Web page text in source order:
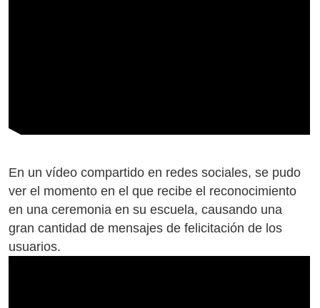
En un vídeo compartido en redes sociales, se pudo
ver el momento en el que recibe el reconocimiento
en una ceremonia en su escuela, causando una
gran cantidad de mensajes de felicitación de los
usuarios.